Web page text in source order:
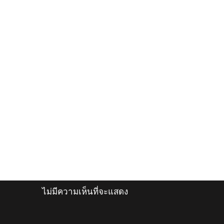
ไม่มีความเห็นที่จะแสดง